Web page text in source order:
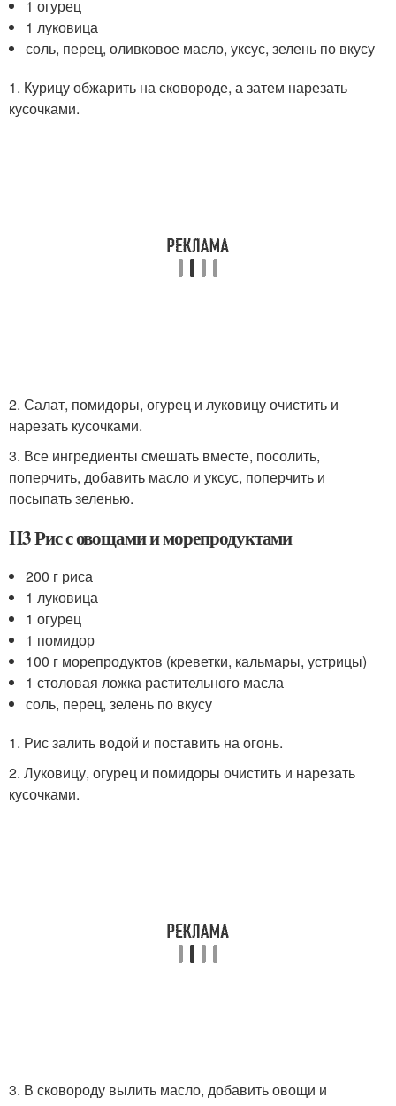
1 огурец
1 луковица
соль, перец, оливковое масло, уксус, зелень по вкусу
1. Курицу обжарить на сковороде, а затем нарезать
кусочками.
2. Салат, помидоры, огурец и луковицу очистить и
нарезать кусочками.
3. Все ингредиенты смешать вместе, посолить,
поперчить, добавить масло и уксус, поперчить и
посыпать зеленью.
H3 Рис с овощами и морепродуктами
200 г риса
1 луковица
1 огурец
1 помидор
100 г морепродуктов (креветки, кальмары, устрицы)
1 столовая ложка растительного масла
соль, перец, зелень по вкусу
1. Рис залить водой и поставить на огонь.
2. Луковицу, огурец и помидоры очистить и нарезать
кусочками.
3. В сковороду вылить масло, добавить овощи и